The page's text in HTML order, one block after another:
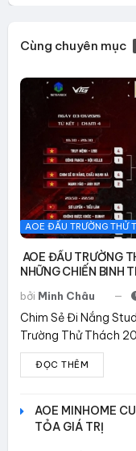
Cùng chuyên mục
AOE ĐẤU TRƯỜNG THỬ
AOE ĐẤU TRƯỜNG
NHỮNG CHIẾN BINH
bởi Minh Châu
Chim Sẻ Đi Nắng
Trường Thử Thách
ĐỌC THÊM
AOE MINHOME
TỎA GIÁ TRỊ